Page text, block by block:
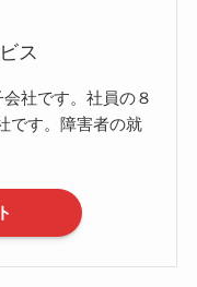
ス
社です。社員の８
です。障害者の就